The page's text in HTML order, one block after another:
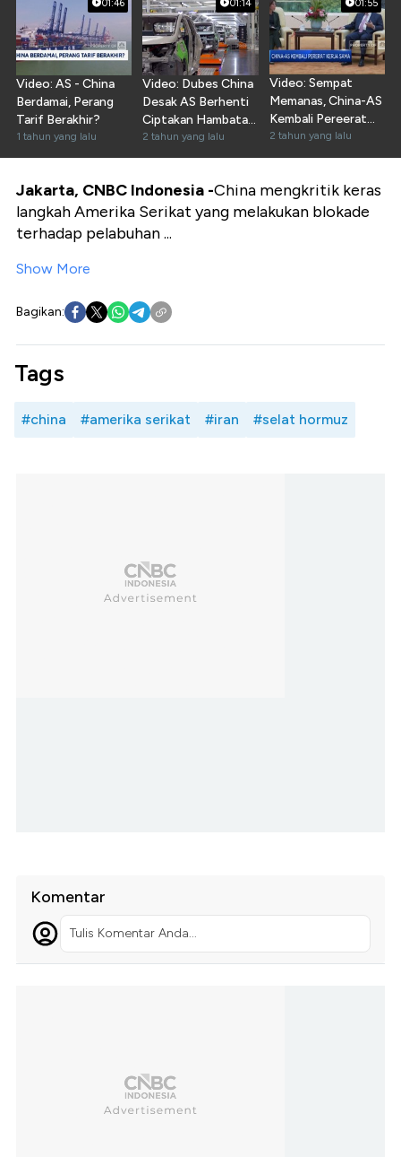
01:46
Video: AS - China
Berdamai, Perang
Tarif Berakhir?
1 tahun yang lalu
01:14
Video: Dubes China
Desak AS Berhenti
Ciptakan Hambatan
Baru
2 tahun yang lalu
01:55
Video: Sempat
Memanas, China-AS
Kembali Pereerat
Kerja Sama
2 tahun yang lalu
Jakarta, CNBC Indonesia -China mengkritik keras
langkah Amerika Serikat yang melakukan blokade
terhadap pelabuhan ...
Show More
Bagikan:
Tags
#china #amerika serikat #iran #selat hormuz
Komentar
Tulis Komentar Anda...